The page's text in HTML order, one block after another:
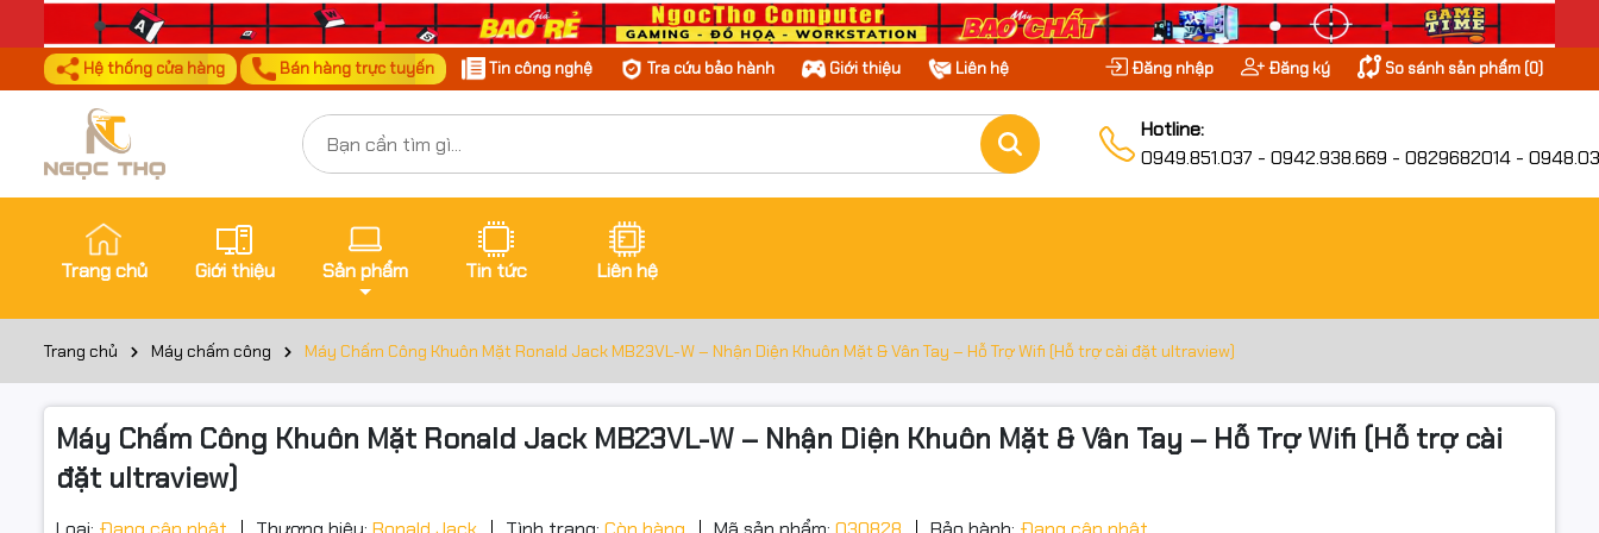
Hệ thống cửa hàng Bán hàng trực tuyến Tin công nghệ Tra cứu bảo hành Giới thiệu Liên hệ Đăng nhập Đăng ký So sánh sản phẩm (0)
Hotline:
0949.851.037 - 0942.938.669 - 0829682014 -
Trang chủ Giới thiệu Sản phẩm Tin tức Liên hệ
Trang chủ Máy chấm công Máy Chấm Công Khuôn Mặt Ronald Jack MB23VL-W – Nhận Diện Khuôn Mặt & Vân Tay – Hỗ Trợ Wifi (Hỗ trợ cài đặt ultraview)
Máy Chấm Công Khuôn Mặt Ronald Jack MB23VL-W – Nhận Diện Khuôn Mặt & Vân Tay – Hỗ Trợ Wifi (Hỗ trợ cài
đặt ultraview)